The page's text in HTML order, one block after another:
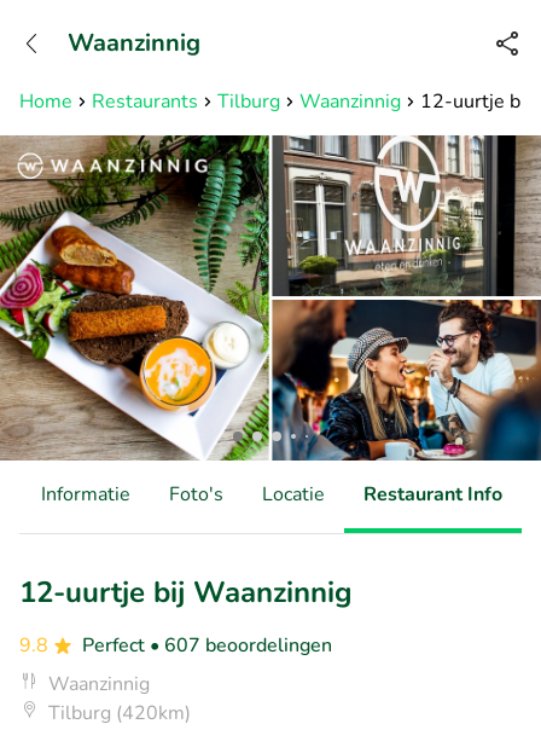
Bereikbaar tot 23:00 uur
Home Restaurants Tilburg Waanzinnig 12-uurtje bij
Waanzinnig
Informatie Foto's Locatie Restaurant Info
12-uurtje bij Waanzinnig
9.8 Perfect • 607 beoordelingen
Waanzinnig
Tilburg (420km)